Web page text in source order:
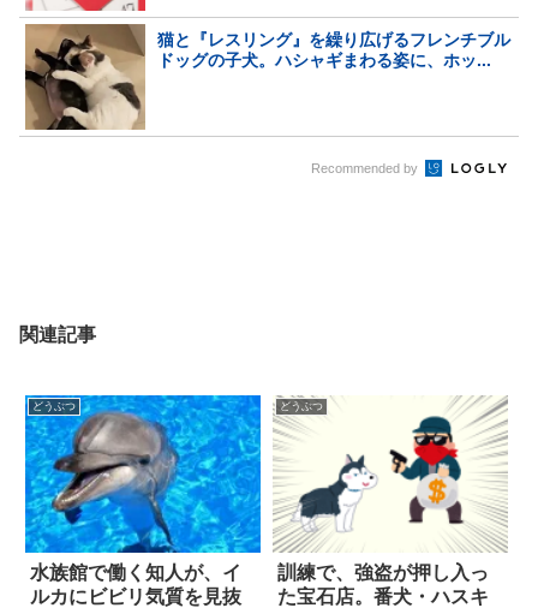
猫と『レスリング』を繰り広げるフレンチブル
ドッグの子犬。ハシャギまわる姿に、ホッ...
Recommended by
関連記事
どうぶつ
水族館で働く知人が、イ
ルカにビビリ気質を見抜
どうぶつ
訓練で、強盗が押し入っ
た宝石店。番犬・ハスキ